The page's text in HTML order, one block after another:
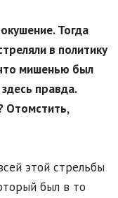
Тогда
в политику
мишенью был
правда.
Отомстить,
этой стрельбы
был в то